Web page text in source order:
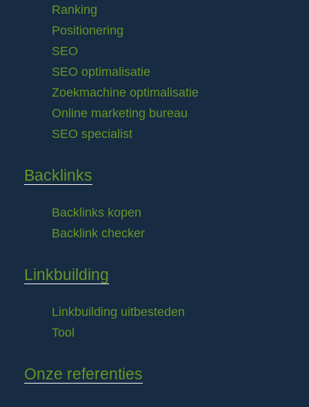
Ranking
Positionering
SEO
SEO optimalisatie
Zoekmachine optimalisatie
Online marketing bureau
SEO specialist
Backlinks
Backlinks kopen
Backlink checker
Linkbuilding
Linkbuilding uitbesteden
Tool
Onze referenties